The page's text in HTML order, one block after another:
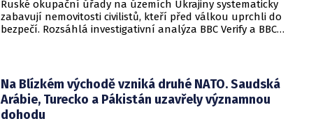
Ruské okupační úřady na územích Ukrajiny systematicky
zabavují nemovitosti civilistů, kteří před válkou uprchli do
bezpečí. Rozsáhlá investigativní analýza BBC Verify a BBC
Na Blízkém východě vzniká druhé NATO. Saudská
Arábie, Turecko a Pákistán uzavřely významnou
dohodu